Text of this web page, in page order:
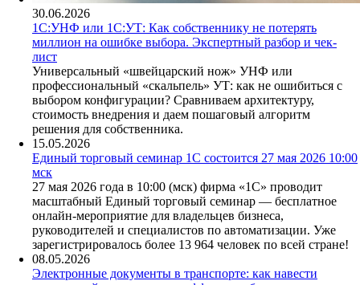
30.06.2026
1С:УНФ или 1С:УТ: Как собственнику не потерять
миллион на ошибке выбора. Экспертный разбор и чек-
лист
Универсальный «швейцарский нож» УНФ или
профессиональный «скальпель» УТ: как не ошибиться с
выбором конфигурации? Сравниваем архитектуру,
стоимость внедрения и даем пошаговый алгоритм
решения для собственника.
15.05.2026
Единый торговый семинар 1С состоится 27 мая 2026 10:00
мск
27 мая 2026 года в 10:00 (мск) фирма «1С» проводит
масштабный Единый торговый семинар — бесплатное
онлайн-мероприятие для владельцев бизнеса,
руководителей и специалистов по автоматизации. Уже
зарегистрировалось более 13 964 человек по всей стране!
08.05.2026
Электронные документы в транспорте: как навести